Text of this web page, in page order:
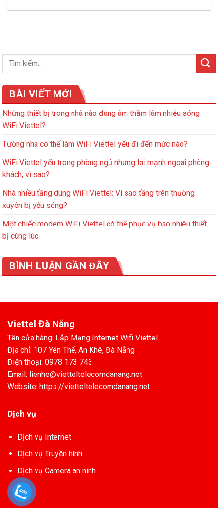
BÀI VIẾT MỚI
Những thiết bị trong nhà nào đang âm thầm làm nhiễu sóng
WiFi Viettel?
Tường nhà có thể làm WiFi Viettel yếu đi đến mức nào?
WiFi Viettel yếu trong phòng ngủ nhưng lại mạnh ngoài phòng
khách, vì sao?
Nhà nhiều tầng dùng WiFi Viettel: Vì sao tầng trên thường
xuyên bị yếu sóng?
Một chiếc modem WiFi Viettel có thể phục vụ bao nhiêu thiết
bị cùng lúc
BÌNH LUẬN GẦN ĐÂY
Viettel Đà Nẵng
Tên cửa hàng: Lắp Mạng Internet Wifi Viettel
Địa chỉ: 107 Yên Thế, An Khê, Đà Nẵng
Điện thoại: 0978 173 743
Email: lienhe@vietteltelecomdanang.net
Website: https://vietteltelecomdanang.net
Dịch vụ
Dịch vụ Internet
Dịch vụ Truyền hình
Dịch vụ Camera an ninh